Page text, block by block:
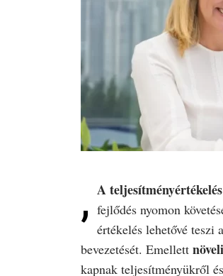
A
, fejlődés nyomon
értékelés lehetővé teszi
bevezetését. Emellett
kapnak teljesítményükről